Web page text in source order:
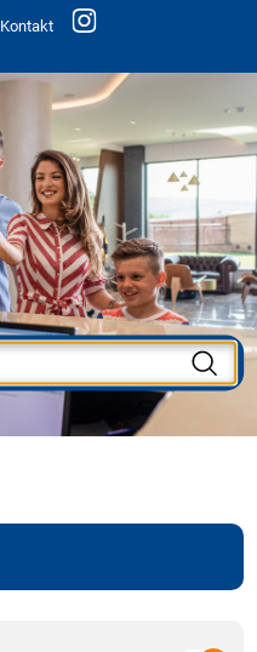
Kontakt